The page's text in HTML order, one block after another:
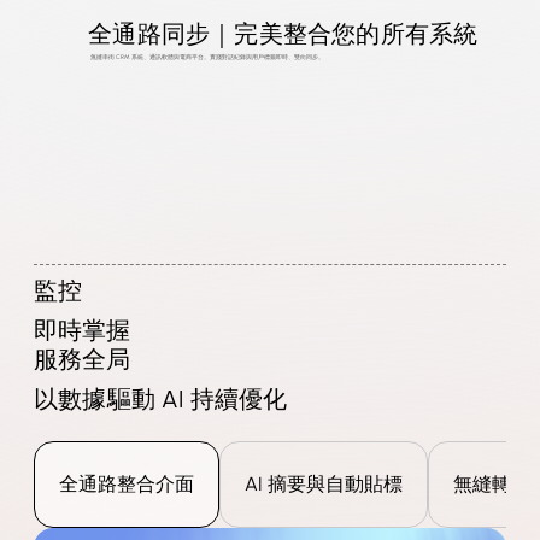
全通路整合介面 AI 摘要與自動貼標 無縫轉接
監控
即時掌握
服務全局
以數據驅動 AI 持續優化
全通路同步｜完美整合您的所有系統
無縫串街 CRM 系統、通訊軟體與電商平台。實踐對話紀錄與用戶標籤即時、雙向同步。